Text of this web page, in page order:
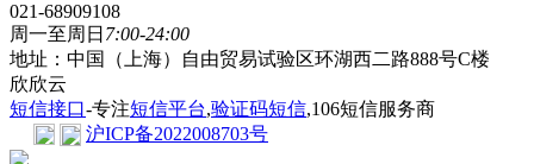
021-68909108
周一至周日 7:00-24:00
地址：中国（上海）自由贸易试验区环湖西二路888号C楼
欣欣云
短信接口-专注短信平台,验证码短信,106短信服务商
沪ICP备2022008703号